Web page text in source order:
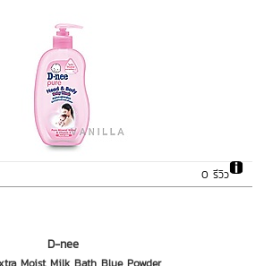
0 รีวิว
D-nee